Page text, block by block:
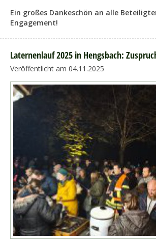
Ein großes Dankeschön an alle
Engagement!
Laternenlauf 2025 in Hengsbach:
Veröffentlicht am 04.11.2025